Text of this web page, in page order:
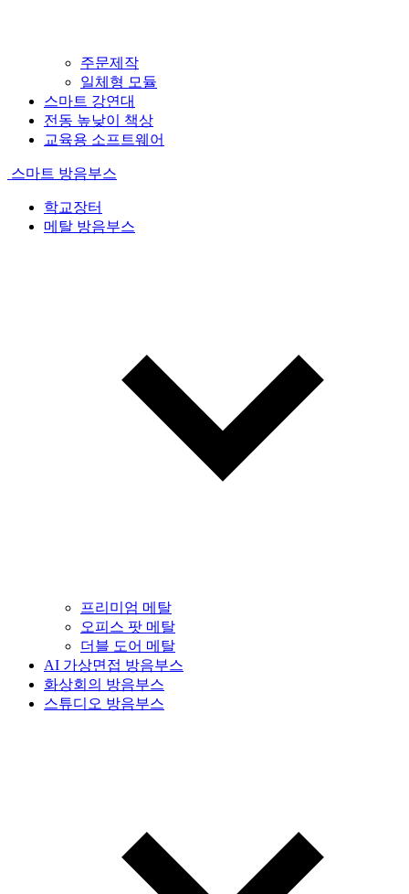
주문제작
일체형 모듈
스마트 강연대
전동 높낮이 책상
교육용 소프트웨어
스마트 방음부스
학교장터
메탈 방음부스
프리미엄 메탈
오피스 팟 메탈
더블 도어 메탈
AI 가상면접 방음부스
화상회의 방음부스
스튜디오 방음부스